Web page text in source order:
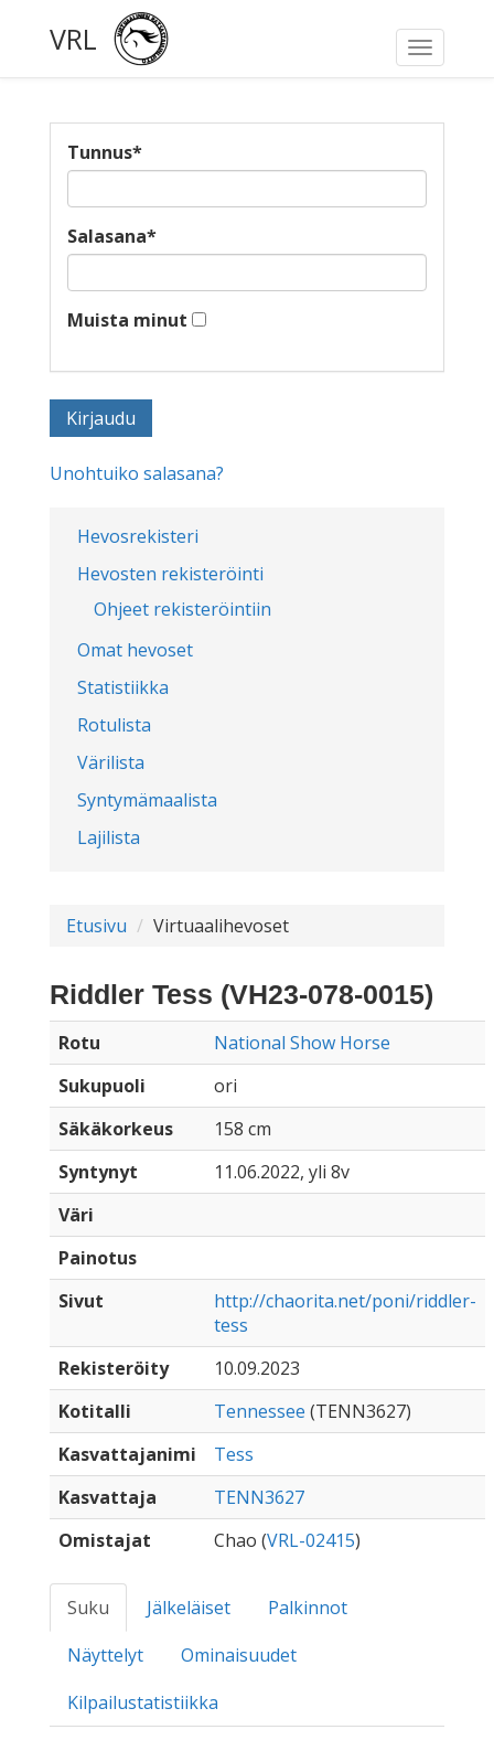
Toggle
VRL
Hevosrekisteri
Hevosten rekisteröinti
Ohjeet rekisteröintiin
Omat hevoset
Statistiikka
Rotulista
Värilista
Syntymämaalista
Lajilista
Tunnus*
Salasana*
Muista minut
Unohtuiko salasana?
Etusivu Virtuaalihevoset
Riddler Tess (VH23-078-0015)
Rotu
National Show Horse
Sukupuoli
ori
Säkäkorkeus
158 cm
Syntynyt
11.06.2022, yli 8v
Väri
Painotus
Sivut
http://chaorita.net/poni/riddler-
tess
Rekisteröity
10.09.2023
Kotitalli
Tennessee (TENN3627)
Kasvattajanimi
Tess
Kasvattaja
TENN3627
Omistajat
Chao (VRL-02415)
Suku Jälkeläiset
Palkinnot
Näyttelyt
Ominaisuudet
Kilpailustatistiikka